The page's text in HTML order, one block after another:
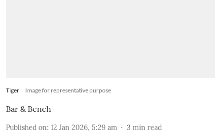
Tiger Image for representative purpose
Bar & Bench
Published on: 12 Jan 2026, 5:29 am 3 min read